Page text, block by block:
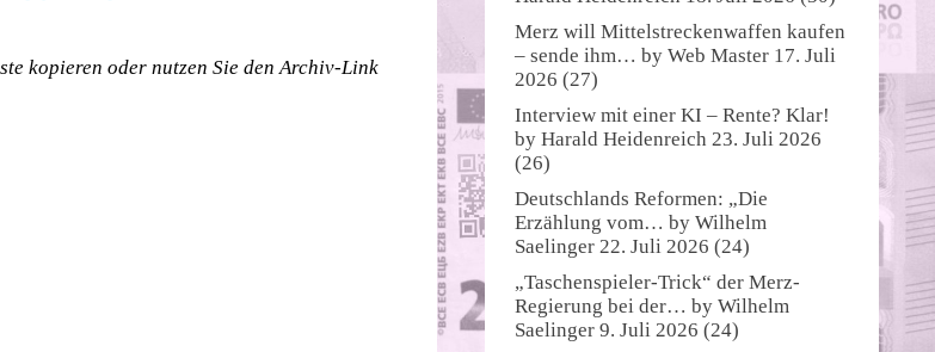
kopieren oder nutzen Sie den Archiv-Link
Merz will Mittelstreckenwaffen kaufen
– sende ihm… by Web Master 17. Juli
2026 (27)
Interview mit einer KI – Rente? Klar!
by Harald Heidenreich 23. Juli 2026
(26)
Deutschlands Reformen: „Die
Erzählung vom… by Wilhelm
Saelinger 22. Juli 2026 (24)
„Taschenspieler-Trick“ der Merz-
Regierung bei der… by Wilhelm
Saelinger 9. Juli 2026 (24)